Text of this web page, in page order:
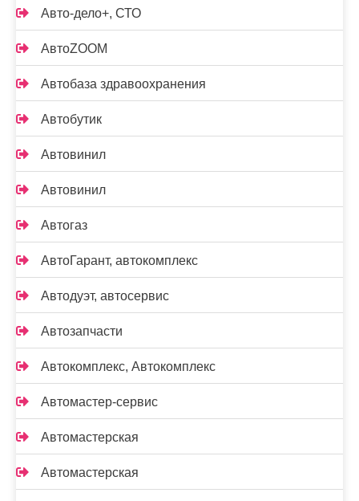
Авто-дело+, СТО
АвтоZOOM
Автобаза здравоохранения
Автобутик
Автовинил
Автовинил
Автогаз
АвтоГарант, автокомплекс
Автодуэт, автосервис
Автозапчасти
Автокомплекс, Автокомплекс
Автомастер-сервис
Автомастерская
Автомастерская